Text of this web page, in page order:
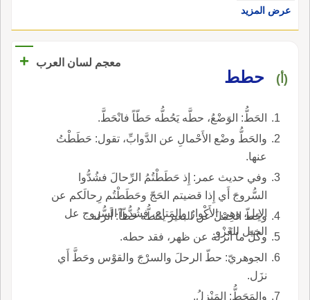
عرض المزيد
معجم لسان العرب +
(أ) حطط
الحَطُّ: الوَضْعُ، حطَّه يَحُطُّه حَطّاً فانْحَطَّ.
والحَطُّ وضْع الأَحْمالِ عن الدَّوابِّ، تقول: حَطَطْتُ
عنها.
وفي حديث عمر: إِذ حَطَطْتُمُ الرِّحالَ فشُدُّوا
السُّروجَ أَي إِذا قضيتم الحَجّ وحَطَطْتُم رِحالَكم عن
الإِبل، وهي الأَكْوارُ والمَتاع، فشُدُّوا السُّروج عل
الخيل للغَزْو.
وحَطّ الحِمْلَ عن البعير يحُطُّه حَطّاً: أَنزله.
وكلّ ما أَنزله عن ظهر، فقد حطه.
الجوهريّ: حطّ الرحلَ والسرْجَ والقوْس وحَطَّ أَي
نزَل.
والمَحَطُّ: المَنْزِلُ.